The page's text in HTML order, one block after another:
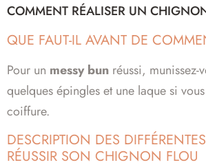
COMMENT RÉALISER UN
QUE FAUT-IL AVANT DE
Pour un messy bun réussi, munissez-
quelques épingles et une laque si
coiffure.
DESCRIPTION DES
RÉUSSIR SON CHIGNON FLOU